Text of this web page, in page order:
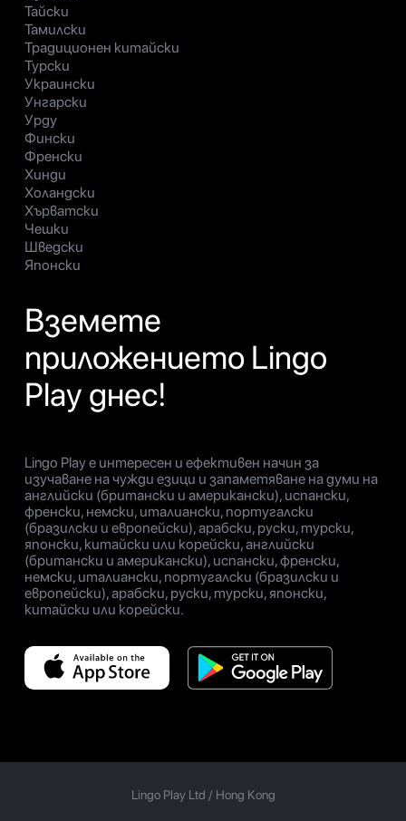
Тайски
Тамилски
Традиционен китайски
Турски
Украински
Унгарски
Урду
Фински
Френски
Хинди
Холандски
Хърватски
Чешки
Шведски
Японски
Вземете
приложението Lingo
Play днес!
Lingo Play е интересен и ефективен начин за
изучаване на чужди езици и запаметяване на думи на
английски (британски и американски), испански,
френски, немски, италиански, португалски
(бразилски и европейски), арабски, руски, турски,
японски, китайски или корейски, английски
(британски и американски), испански, френски,
немски, италиански, португалски (бразилски и
европейски), арабски, руски, турски, японски,
китайски или корейски.
Lingo Play Ltd / Hong Kong